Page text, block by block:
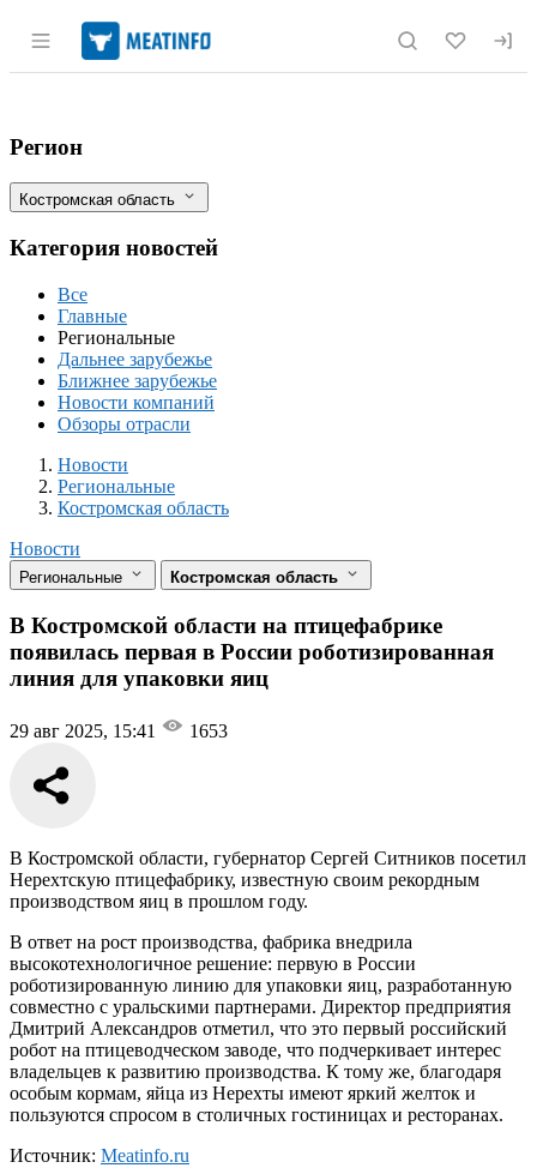
Раздел навигации по сайту
В Костромской области на
Фильтры
Регион
Костромская область
Категория новостей
Все
Главные
Региональные
Дальнее зарубежье
Ближнее зарубежье
Новости компаний
Обзоры отрасли
Новости
Разделы
Новости
Региональные
Костромская область
Новости
Региональные Костромская область
В Костромской области на птицефабрике
появилась первая в России роботизированная
линия для упаковки яиц
29 авг 2025, 15:41 1653
В Костромской области, губернатор Сергей Ситников посетил
Нерехтскую птицефабрику, известную своим рекордным
производством яиц в прошлом году.
В ответ на рост производства, фабрика внедрила
высокотехнологичное решение: первую в России
роботизированную линию для упаковки яиц, разработанную
совместно с уральскими партнерами. Директор предприятия
Дмитрий Александров отметил, что это первый российский
робот на птицеводческом заводе, что подчеркивает интерес
владельцев к развитию производства. К тому же, благодаря
особым кормам, яйца из Нерехты имеют яркий желток и
пользуются спросом в столичных гостиницах и ресторанах.
Источник: Meatinfo.ru